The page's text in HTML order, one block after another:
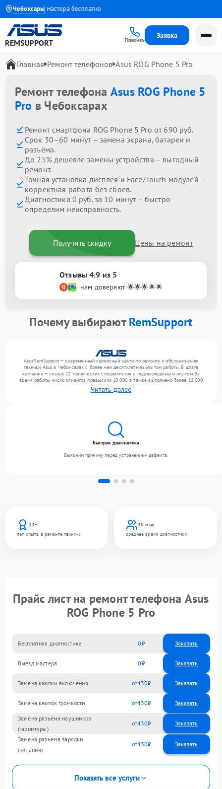
Чебоксары
Выезд мастера бесплатно
REMSUPPORT Позвонить
Заявка
Главная Ремонт телефонов Asus ROG Phone 5 Pro
Ремонт телефона Asus ROG Phone 5
Pro в Чебоксарах
Ремонт смартфона ROG Phone 5 Pro от 690 руб.
Срок 30–60 минут – замена экрана, батареи и
разъёма.
До 25% дешевле замены устройства – выгодный
ремонт.
Точная установка дисплея и Face/Touch модулей –
корректная работа без сбоев.
Диагностика 0 руб. за 10 минут – быстро
определим неисправность.
Получить скидку Цены на ремонт
Отзывы 4.9 из 5
нам доверяют 🌟🌟🌟🌟🌟
Почему выбираютRemSupport
AsusRemSupport — современный сервисный центр по ремонту и обслуживанию
техники Asus в Чебоксарах с более чем десятилетним опытом работы. В штате
компании — свыше 22 технических специалистов с подтвержденным опытом. За
время работы число клиентов превысило 10 000, а также выполнено более 12 000
ремонтов. Ежемесячно в сервисный центр поступает свыше 300 единиц техники,
включая , , . Мы беремся за задачи любой сложности и предлагаем стабильный
Читать далее
13+
лет опыта в ремонте техники
30 мин
среднее время диагностики
Быстрая диагностика
Выясним причину перед устранением дефекта.
Прайс лист на ремонт телефона Asus
ROG Phone 5 Pro
Бесплатная диагностика 0 Заказать
Выезд мастера 0 Заказать
Замена кнопки включения 430
Замена кнопок громкости 430
Замена разъёма наушников
(гарнитуры)
430
Замена разъема зарядки
(питания)
430
Показать все услуги